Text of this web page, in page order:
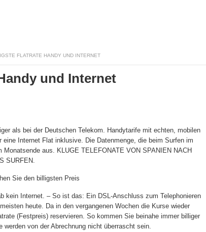
FLATRATE HANDY UND INTERNET
und Internet
als bei der Deutschen Telekom. Handytarife mit echten, mobilen
eine Internet Flat inklusive. Die Datenmenge, die beim Surfen im
aus. KLUGE TELEFONATE VON SPANIEN NACH
SURFEN.
Sie den billigsten Preis
kein Internet. – So ist das: Ein DSL-Anschluss zum Telephonieren
heute. Da in den vergangenen Wochen die Kurse wieder
(Festpreis) reservieren. So kommen Sie beinahe immer billiger
von der Abrechnung nicht überrascht sein.